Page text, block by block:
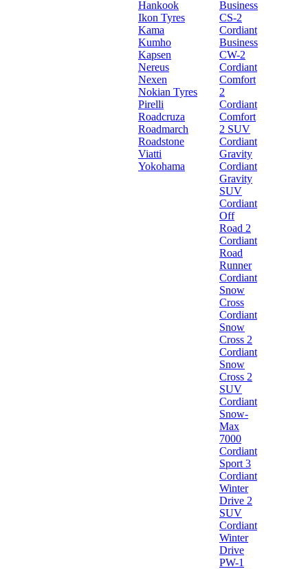
Hankook
Ikon Tyres
Kama
Kumho
Kapsen
Nereus
Nexen
Nokian Tyres
Pirelli
Roadcruza
Roadmarch
Roadstone
Viatti
Yokohama
Business
CS-2
Cordiant
Business
CW-2
Cordiant
Comfort
2
Cordiant
Comfort
2 SUV
Cordiant
Gravity
Cordiant
Gravity
SUV
Cordiant
Off
Road 2
Cordiant
Road
Runner
Cordiant
Snow
Cross
Cordiant
Snow
Cross 2
Cordiant
Snow
Cross 2
SUV
Cordiant
Snow-
Max
7000
Cordiant
Sport 3
Cordiant
Winter
Drive 2
SUV
Cordiant
Winter
Drive
PW-1